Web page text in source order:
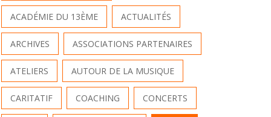
ACADÉMIE DU 13ÈME ACTUALITÉS
ARCHIVES ASSOCIATIONS PARTENAIRES
ATELIERS AUTOUR DE LA MUSIQUE
CARITATIF COACHING CONCERTS